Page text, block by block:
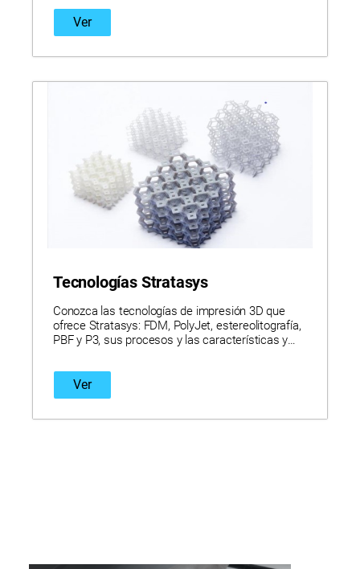
Ver
Tecnologías Stratasys
Conozca las tecnologías de impresión 3D que
ofrece Stratasys: FDM, PolyJet, estereolitografía,
PBF y P3, sus procesos y las características y
Ver